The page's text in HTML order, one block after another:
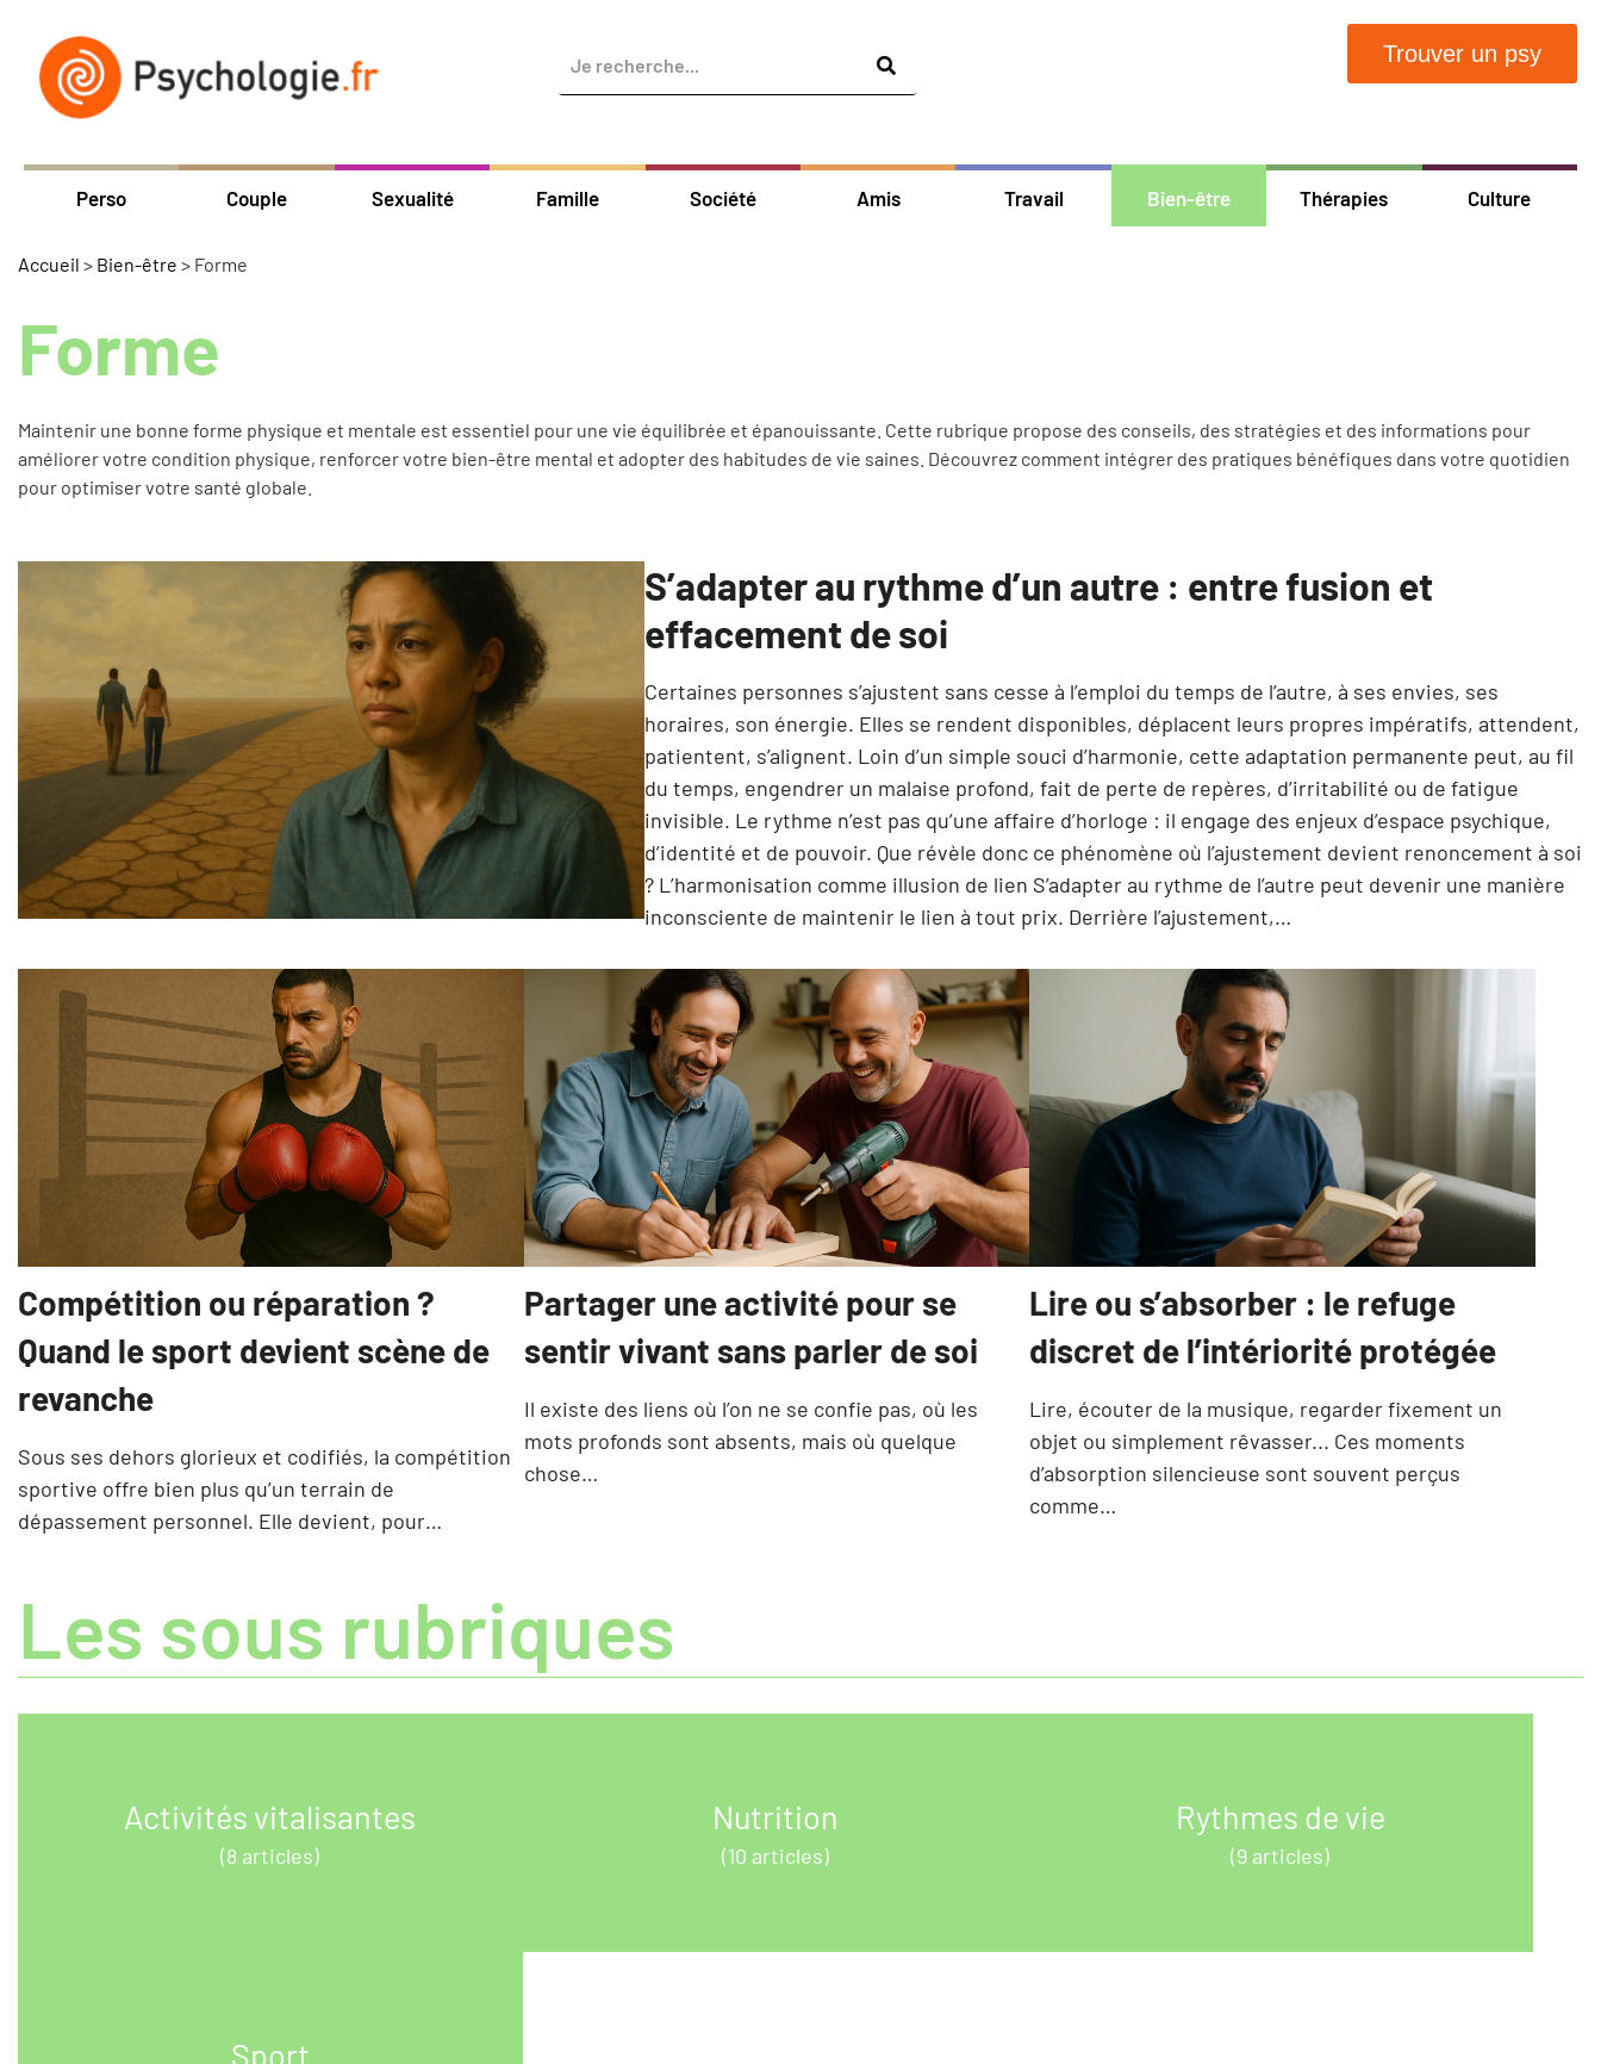
Trouver un psy
Perso Couple Sexualité Famille Société Amis Travail Bien-être Thérapies Culture
Accueil > Bien-être > Forme
Forme
Maintenir une bonne forme physique et mentale est essentiel pour une vie équilibrée et épanouissante. Cette rubrique propose des conseils, des stratégies et des informations pour
améliorer votre condition physique, renforcer votre bien-être mental et adopter des habitudes de vie saines. Découvrez comment intégrer des pratiques bénéfiques dans votre quotidien
pour optimiser votre santé globale.
S’adapter au rythme d’un autre : entre fusion et
effacement de soi
Certaines personnes s’ajustent sans cesse à l’emploi du temps de l’autre, à ses envies, ses
horaires, son énergie. Elles se rendent disponibles, déplacent leurs propres impératifs, attendent,
patientent, s’alignent. Loin d’un simple souci d’harmonie, cette adaptation permanente peut, au fil
du temps, engendrer un malaise profond, fait de perte de repères, d’irritabilité ou de fatigue
invisible. Le rythme n’est pas qu’une affaire d’horloge : il engage des enjeux d’espace psychique,
d’identité et de pouvoir. Que révèle donc ce phénomène où l’ajustement devient renoncement à soi
? L’harmonisation comme illusion de lien S’adapter au rythme de l’autre peut devenir une manière
inconsciente de maintenir le lien à tout prix. Derrière l’ajustement,…
Compétition ou réparation ?
Quand le sport devient scène de
revanche
Sous ses dehors glorieux et codifiés, la compétition
sportive offre bien plus qu’un terrain de
dépassement personnel. Elle devient, pour…
Partager une activité pour se
sentir vivant sans parler de soi
Il existe des liens où l’on ne se confie pas, où les
mots profonds sont absents, mais où quelque
chose…
Lire ou s’absorber : le refuge
discret de l’intériorité protégée
Lire, écouter de la musique, regarder fixement un
objet ou simplement rêvasser... Ces moments
d’absorption silencieuse sont souvent perçus
comme…
Les sous rubriques
Activités vitalisantes
(8 articles)
Nutrition
(10 articles)
Rythmes de vie
(9 articles)
Sport